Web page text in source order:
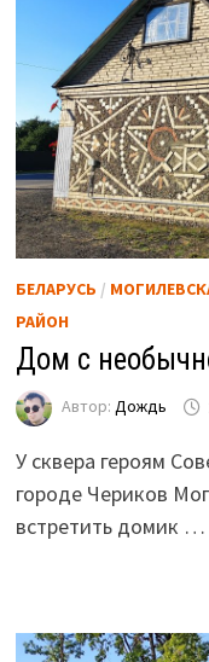
БЕЛАРУСЬ /
РАЙОН
Дом с
Автор: Дождь
У сквера героям
городе Чериков
встретить домик …